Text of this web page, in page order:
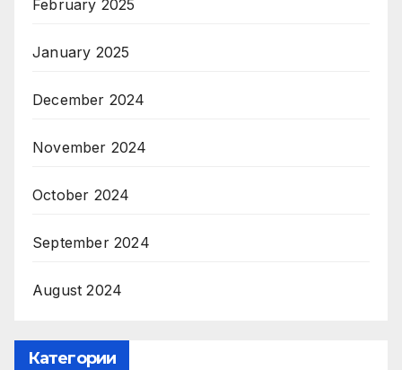
February 2025
January 2025
December 2024
November 2024
October 2024
September 2024
August 2024
Категории